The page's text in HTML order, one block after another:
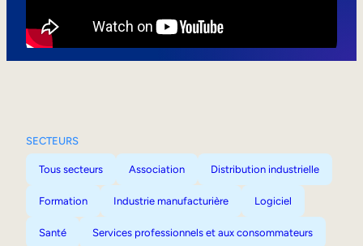
SECTEURS
Tous secteurs Association Distribution industrielle
Formation Industrie manufacturière Logiciel
Santé Services professionnels et aux consommateurs